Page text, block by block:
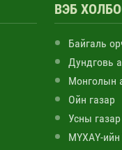
ВЭБ
Байгаль
Дундговь
Монголын
Ойн газар
Усны газар
МҮХАҮ-ийн